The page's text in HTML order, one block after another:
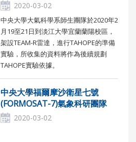
2020-03-02
中央大學大氣科學系師生團隊於2020年2
月19至21日到淡江大學宜蘭蘭陽校區，
架設TEAM-R雷達，進行TAHOPE的準備
實驗，所收集的資料將作為後續規劃
TAHOPE實驗依據。
中央大學福爾摩沙衛星七號
(FORMOSAT-7)氣象科研團隊
2020-03-02